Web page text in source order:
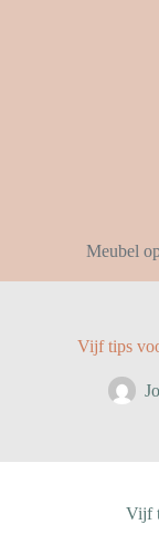
Meubel
Vijf tips
Vijf